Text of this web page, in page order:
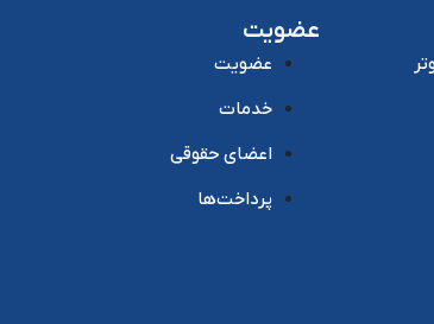
عضویت
عضویت
خدمات
اعضای حقوقی
پرداخت‌ها